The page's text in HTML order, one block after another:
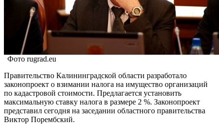
Фото rugrad.eu
Правительство Калининградской области разработало
законопроект о взимании налога на имущество организаций
по кадастровой стоимости. Предлагается установить
максимальную ставку налога в размере 2 %. Законопроект
представил сегодня на заседании областного правительства
Виктор Порембский.